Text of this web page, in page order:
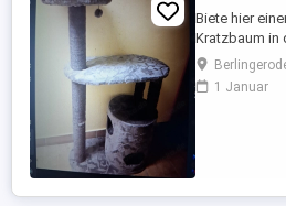
Biete hier
Kratzbaum in
gebraucht
1 Januar